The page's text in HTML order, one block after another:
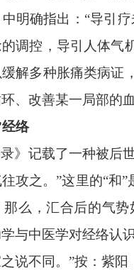
明确指出：“导引
调控，导引人体气
解多种胀痛类病证
、改善某一局部的
络
录》记载了一种被后
攻之。”这里的“和
么，汇合后的气
与中医学对经络认
说不同。”按：紫